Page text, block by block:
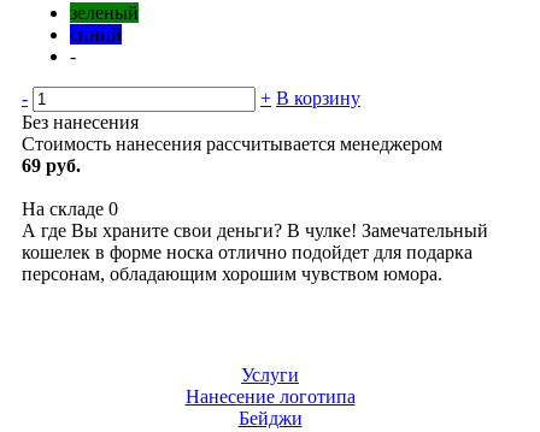
зеленый
синий
-
- + В корзину
Без нанесения
Стоимость нанесения рассчитывается менеджером
69 руб.
На складе 0
А где Вы храните свои деньги? В чулке! Замечательный
кошелек в форме носка отлично подойдет для подарка
персонам, обладающим хорошим чувством юмора.
Услуги
Нанесение логотипа
Бейджи